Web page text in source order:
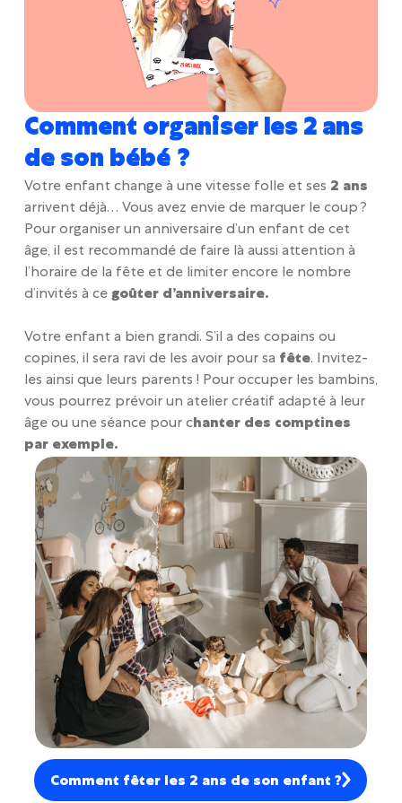
Comment organiser les 2 ans
de son bébé ?
Votre enfant change à une vitesse folle et ses 2 ans
arrivent déjà… Vous avez envie de marquer le coup ?
Pour organiser un anniversaire d’un enfant de cet
âge, il est recommandé de faire là aussi attention à
l’horaire de la fête et de limiter encore le nombre
d’invités à ce goûter d’anniversaire.
Votre enfant a bien grandi. S’il a des copains ou
copines, il sera ravi de les avoir pour sa fête. Invitez-
les ainsi que leurs parents ! Pour occuper les bambins,
vous pourrez prévoir un atelier créatif adapté à leur
âge ou une séance pour chanter des comptines
par exemple.
Comment fêter les 2 ans de son enfant ?